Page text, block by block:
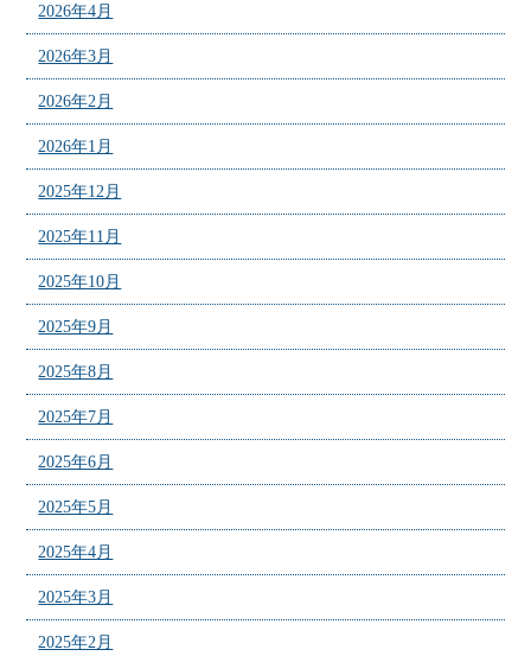
2026年4月
2026年3月
2026年2月
2026年1月
2025年12月
2025年11月
2025年10月
2025年9月
2025年8月
2025年7月
2025年6月
2025年5月
2025年4月
2025年3月
2025年2月